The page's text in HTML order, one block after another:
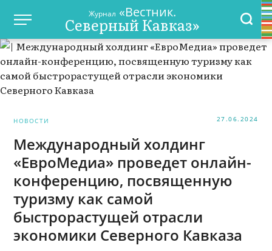
Журнал «Вестник.
Северный Кавказ»
НОВОСТИ 27.06.2024
Международный холдинг
«ЕвроМедиа» проведет онлайн-
конференцию, посвященную
туризму как самой
быстрорастущей отрасли
экономики Северного Кавказа